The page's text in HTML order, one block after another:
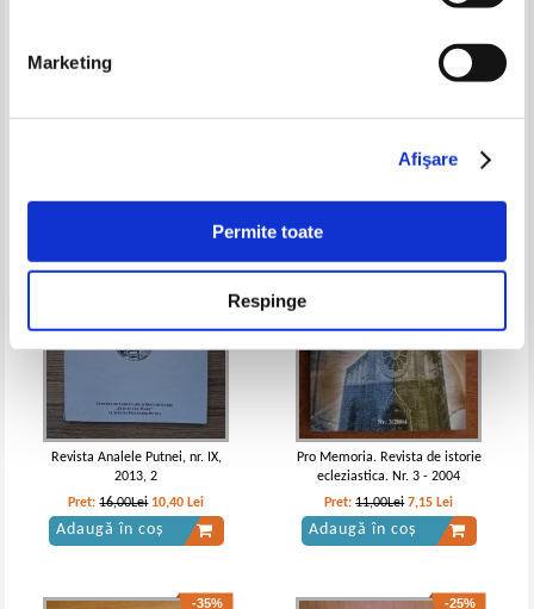
Marketing
Afişare
Permite toate
Respinge
Mihai Fratila - Precedenta
ragazului
Doina Hasnes Ciurdariu -
Medjugorje, varatlan vallomasok
-35%
Revista Analele Putnei, nr. IX,
2013, 2
Pret:16,00Lei 10,40 Lei
Adaugă în coș
-35%
Pro Memoria. Revista de istorie
ecleziastica. Nr. 3 - 2004
Pret:11,00Lei 7,15 Lei
Adaugă în coș
-35% -25%